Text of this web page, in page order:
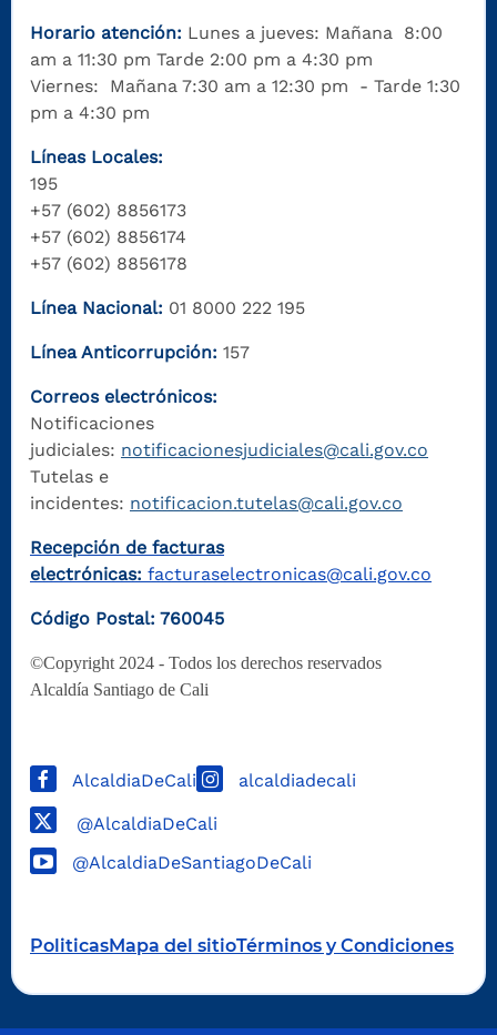
Horario atención: Lunes a jueves: Mañana 8:00
am a 11:30 pm Tarde 2:00 pm a 4:30 pm
Viernes: Mañana 7:30 am a 12:30 pm - Tarde 1:30
pm a 4:30 pm
Líneas Locales:
195
+57 (602) 8856173
+57 (602) 8856174
+57 (602) 8856178
Línea Nacional: 01 8000 222 195
Línea Anticorrupción: 157
Correos electrónicos:
Notificaciones
judiciales: notificacionesjudiciales@cali.gov.co
Tutelas e
incidentes: notificacion.tutelas@cali.gov.co
Recepción de facturas
electrónicas: facturaselectronicas@cali.gov.co
Código Postal: 760045
©Copyright 2024 - Todos los derechos reservados
Alcaldía Santiago de Cali
AlcaldiaDeCali alcaldiadecali
@AlcaldiaDeCali
@AlcaldiaDeSantiagoDeCali
PoliticasMapa del sitioTérminos y Condiciones